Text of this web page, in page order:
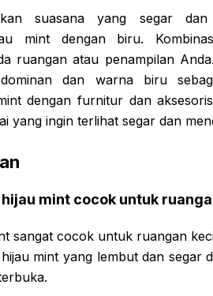
suasana yang segar
mint dengan biru.
ruangan atau penampilan
dan warna biru
dengan furnitur dan
yang ingin terlihat segar dan
mint cocok untuk
sangat cocok untuk ruangan
mint yang lembut dan segar